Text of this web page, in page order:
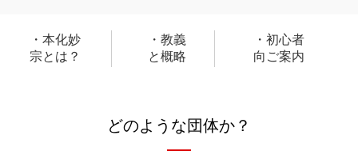
本化妙
宗とは？
教義
と概略
初心者
向ご案内
どのような団体か？